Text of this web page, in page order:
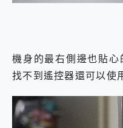
機身的最右側邊也貼
找不到遙控器還可以使